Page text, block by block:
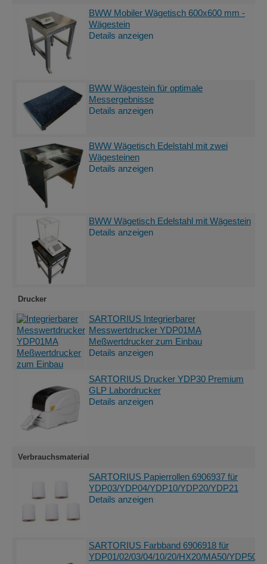
BWW Mobiler Wägetisch 600x600 mm -
Wägestein
Details anzeigen
BWW Wägestein für optimale
Messergebnisse
Details anzeigen
BWW Wägetisch Edelstahl mit zwei
Wägesteinen
Details anzeigen
BWW Wägetisch Edelstahl mit Wägestein
Details anzeigen
Drucker
SARTORIUS Integrierbarer
Messwertdrucker YDP01MA
Meßwertdrucker zum Einbau
Details anzeigen
SARTORIUS Drucker YDP30 Premium
GLP Labordrucker
Details anzeigen
Verbrauchsmaterial
SARTORIUS Papierrollen 6906937 für
YDP03/YDP04/YDP10/YDP20/YDP21
Details anzeigen
SARTORIUS Farbband 6906918 für
YDP01/02/03/04/10/20/HX20/MA50/YDP50